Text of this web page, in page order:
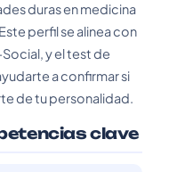
duras en medicina
perfil se alinea con
y el test de
a confirmar si
de tu personalidad.
clave